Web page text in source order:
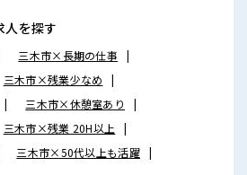
人を探す
三木市×長期の仕事
三木市×残業少なめ
三木市×休憩室あり
三木市×残業 20H以上
三木市×50代以上も活躍